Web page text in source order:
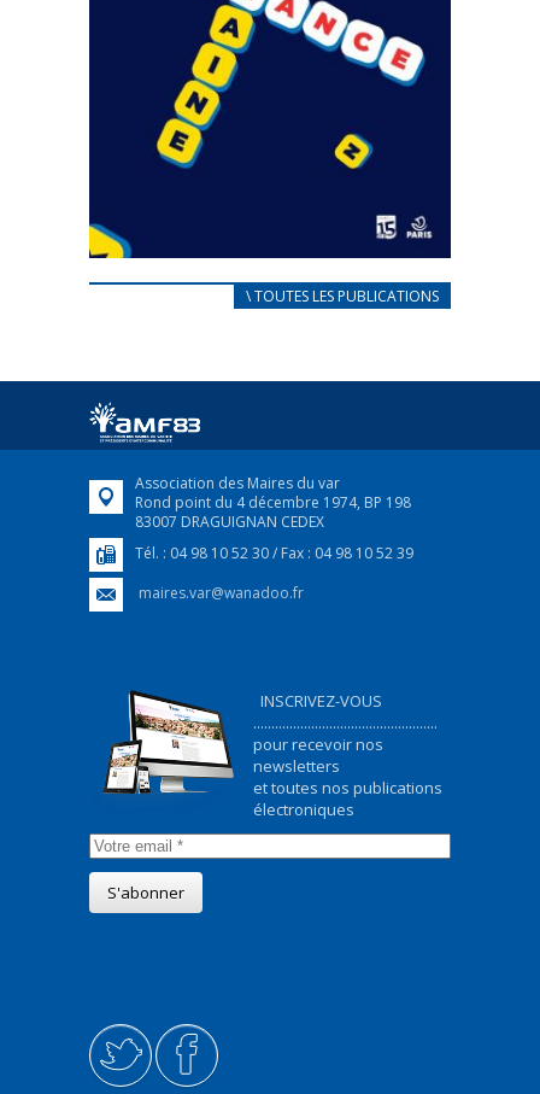
CARNET D’ACCUEIL
Afin d’accompagner au mieux les réfugiés
FEUILLETER
\ TOUTES LES PUBLICATIONS
Association des Maires du var
Rond point du 4 décembre 1974, BP 198
83007 DRAGUIGNAN CEDEX
Tél. : 04 98 10 52 30 / Fax : 04 98 10 52 39
maires.var@wanadoo.fr
INSCRIVEZ-VOUS
...................................................
pour recevoir nos
newsletters
et toutes nos publications
électroniques